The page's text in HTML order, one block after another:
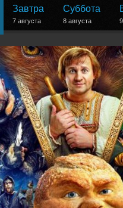
Завтра
7 августа
Суббота
8 августа